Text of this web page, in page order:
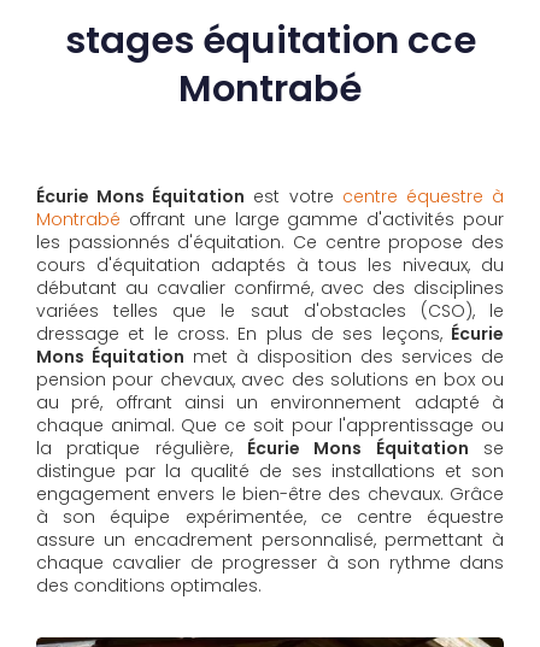
stages équitation cce
Montrabé
Écurie Mons Équitation est votre centre équestre à
Montrabé offrant une large gamme d'activités pour
les passionnés d'équitation. Ce centre propose des
cours d'équitation adaptés à tous les niveaux, du
débutant au cavalier confirmé, avec des disciplines
variées telles que le saut d'obstacles (CSO), le
dressage et le cross. En plus de ses leçons, Écurie
Mons Équitation met à disposition des services de
pension pour chevaux, avec des solutions en box ou
au pré, offrant ainsi un environnement adapté à
chaque animal. Que ce soit pour l'apprentissage ou
la pratique régulière, Écurie Mons Équitation se
distingue par la qualité de ses installations et son
engagement envers le bien-être des chevaux. Grâce
à son équipe expérimentée, ce centre équestre
assure un encadrement personnalisé, permettant à
chaque cavalier de progresser à son rythme dans
des conditions optimales.